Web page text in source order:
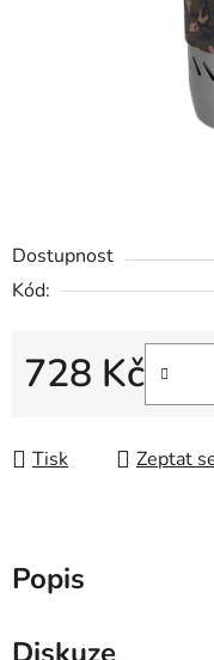
Dostupnost
Kód:
728 Kč
Tisk Zeptat
Popis